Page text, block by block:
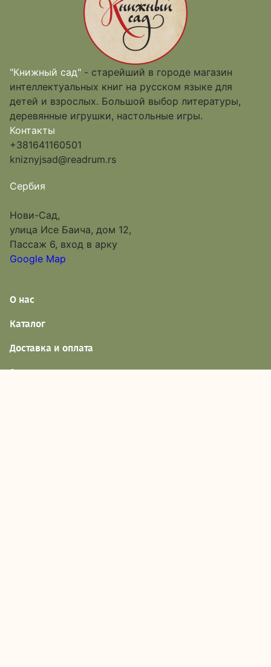
"Книжный сад" - старейший в городе магазин
интеллектуальных книг на русском языке для
детей и взрослых. Большой выбор литературы,
деревянные игрушки, настольные игры.
Контакты
+381641160501
kniznyjsad@readrum.rs
Сербия
Нови-Сад,
улица Исе Баича, дом 12,
Пассаж 6, вход в арку
Google Map
О нас
Каталог
Доставка и оплата
Акции